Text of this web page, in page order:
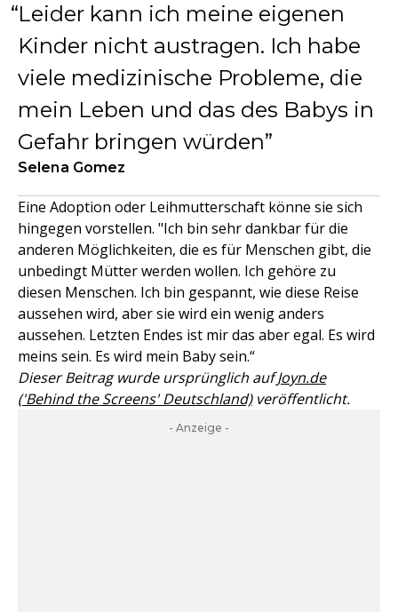
Leider kann ich meine eigenen
Kinder nicht austragen. Ich habe
viele medizinische Probleme, die
mein Leben und das des Babys in
Gefahr bringen würden
Selena Gomez
Eine Adoption oder Leihmutterschaft könne sie sich
hingegen vorstellen. "Ich bin sehr dankbar für die
anderen Möglichkeiten, die es für Menschen gibt, die
unbedingt Mütter werden wollen. Ich gehöre zu
diesen Menschen. Ich bin gespannt, wie diese Reise
aussehen wird, aber sie wird ein wenig anders
aussehen. Letzten Endes ist mir das aber egal. Es wird
meins sein. Es wird mein Baby sein.“
Dieser Beitrag wurde ursprünglich aufJoyn.de
('Behind the Screens' Deutschland)veröffentlicht.
- Anzeige -